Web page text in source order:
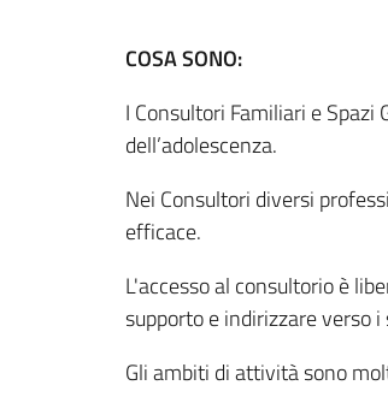
COSA SONO:
I Consultori Familiari e
dell’adolescenza.
Nei Consultori diversi
efficace.
L'accesso al consultorio è
supporto e indirizzare verso
Gli ambiti di attività sono